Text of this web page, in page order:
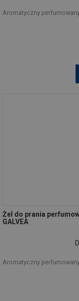
Aromatyczny
Żel do prania
GALVEA
Aromatyczny